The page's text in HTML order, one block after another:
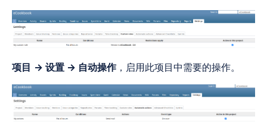
项目 → 设置 → 自动操作，启用此项目中需要的操作。